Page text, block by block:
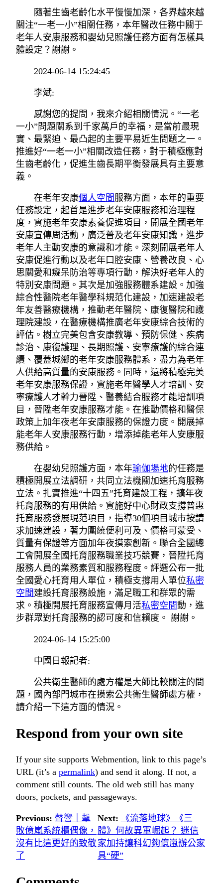
隨著生齒老齡化水平慢慢加深，各界越來越
關注“一老一小”相關任務，本年醫改任務中關于
老年人安康服務和嬰幼兒照護任務方面有怎樣具
體設定？謝謝。
2024-06-14 15:24:45
李斌:
感謝您的提問，我來介紹相關情況。“一老
一小”問題關系到千家萬戶的幸福，是當前最現
實、最緊迫、最凸起的主要平易近生問題之一。
推進好“一老一小”相關改造任務，對于積極應對
生齒老齡化，促進生齒長期平衡發展具有主要意
義。
在老年安康個人空間服務方面，本年的重要
任務設定，起首是進步老年安康服務和治理程
度，實施老年安康素養促進項目，開展全國老年
安康宣傳周活動，廣泛普及老年安康知識，進步
老年人主動安康的意識和才能。深刻開展老年人
安康促進行動以及老年口腔安康、營養改良、心
思關愛和癡呆防治等專項行動，解決好老年人的
特別安康問題。其次是加強服務體系建設。加強
綜合性醫院老年醫學科規范化建設，加速建設老
年友善醫療機構，推動老年醫院、康復醫院和護
理院建設，在醫療機構推廣老年安康綜合技術的
評估。樹立完美包含安康教導、預防保健、疾病
診治、康復護理、長期照護、安寧療護的綜合連
續、覆蓋城鄉的老年安康服務體系，盡力為老年
人供給高質量的安康服務。同時，還將積極完美
老年安康服務保證，實施老年醫學人才培訓、安
寧療護人才幹力晉陞、醫養結合服務才能培訓項
目，晉陞老年安康服務才能。在推動價格和醫保
政策上加年夜老年安康服務的保證力度。開展掉
能老年人安康服務行動，增添掉能老年人安康服
務供給。
在嬰幼兒照護方面，本年瑜伽場地的任務是
積極開展立法調研，共同立法機關加速托育服務
立法。扎實推進“十四五”托育建設工程，擴年夜
托育服務的有用供給。實施好中心財政支撐普惠
托育服務發展現范項目，指導30個項目城市按請
求加速建設，著力圍繞便利可及、價格可蒙受、
質量有保證等方面加年夜摸索創新。聯合全國總
工會開展全國托育服務職業技巧競賽，晉陞托育
服務人員的業務素質和服務程度。評選公布一批
全國愛心托育用人單位，積極支撐用人單位私密
空間建設托育服務設施，滿足職工和群眾的需
求。積極開展托育服務宣傳月活私密空間動，進
步群眾對托育服務的認可度和信賴度。 謝謝。
2024-06-14 15:25:00
中國日報記者:
公共衛生醫師的處方權是大師比較關注的問
題，國內部門城市在摸索公共衛生醫師處方權，
請介紹一下這方面的情況。
Respond from your own site
If your site supports Webmention, link to this page’s
URL (it’s a permalink) and send it along. If not, a
comment still counts. The old web still has many
doors, pockets, and passageways.
Previous: 聲響｜擊
敗億嵐系統櫃偶像，
沒有比這更好的致敬
了
Next:
《流落地球》《三
體》何故異軍崛起？ 迷信
家加持讓科幻夠億嵐辦公家
具“硬”